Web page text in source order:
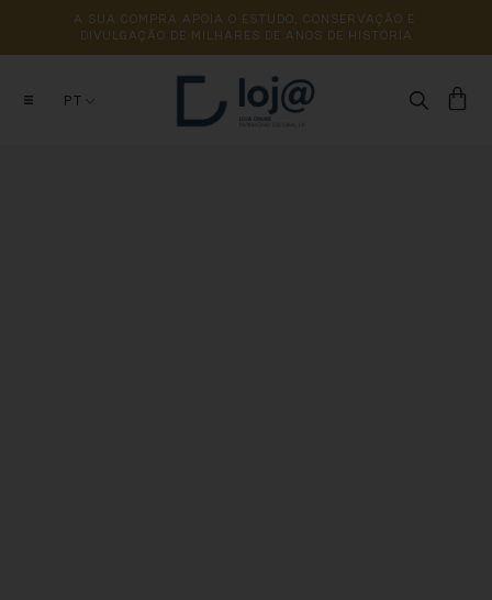
A SUA COMPRA APOIA O ESTUDO, CONSERVAÇÃO E
DIVULGAÇÃO DE MILHARES DE ANOS DE HISTÓRIA
PT